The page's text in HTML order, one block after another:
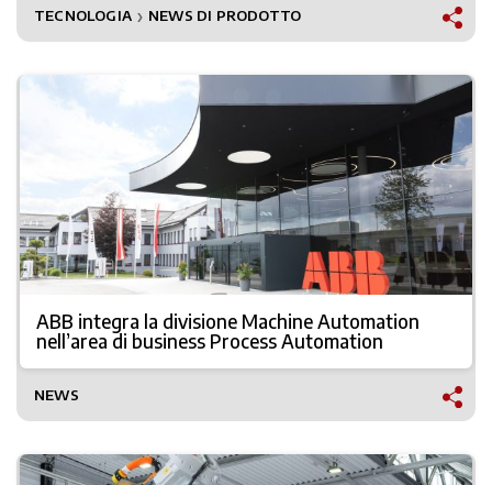
TECNOLOGIA ❯ NEWS DI PRODOTTO
ABB integra la divisione Machine Automation
nell’area di business Process Automation
NEWS